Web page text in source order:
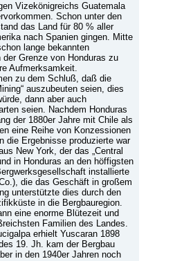
Vizekönigreichs Guatemala
Schon unter den
das Land für 80 % aller
nach Spanien gingen. Mitte
lange bekannten
Grenze von Honduras zu
Aufmerksamkeit.
zu dem Schluß, daß die
auszubeuten seien, dies
dann aber auch
seien. Nachdem Honduras
der 1880er Jahre mit Chile als
eine Reihe von Konzessionen
die Ergebnisse produzierte war
New York, der das „Central
in Honduras an den höffigsten
installierte
die das Geschäft in großem
unterstützte dies durch den
in die Bergbauregion.
eine enorme Blütezeit und
Familien des Landes.
erhielt Yuscaran 1898
19. Jh. kam der Bergbau
in den 1940er Jahren noch